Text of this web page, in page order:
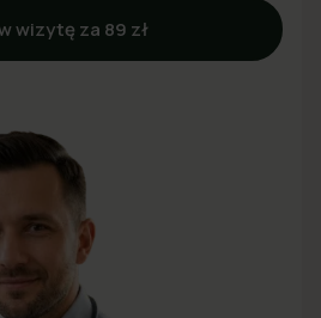
wizytę za 89 zł